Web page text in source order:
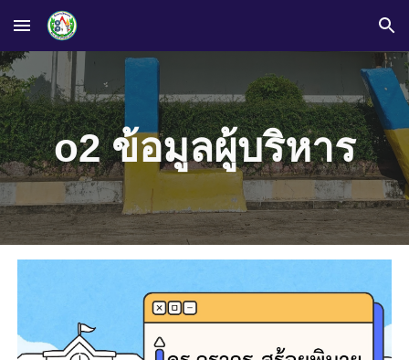
Skip to main content Skip to navigation
o2 ข้อมูลผู้บริหาร